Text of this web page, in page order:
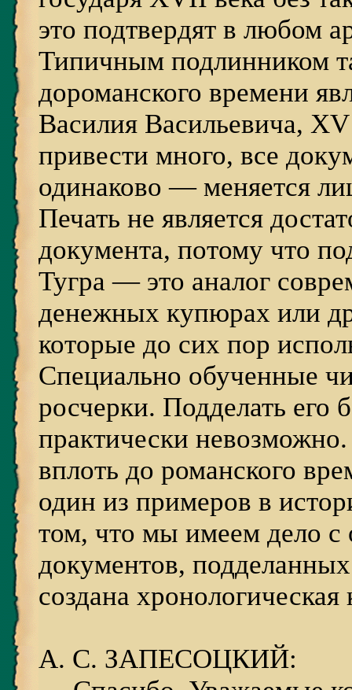
это подтвердят в любом
Типичным подлинником
дороманского времени
Василия Васильевича,
привести много, все
одинаково — меняется
Печать не является
документа, потому что
Тугра — это аналог
денежных купюрах или
которые до сих пор
Специально обученные
росчерки. Подделать его
практически
вплоть до романского
один из примеров в
том, что мы имеем дело
документов,
создана
А. С. ЗАПЕСОЦКИЙ: